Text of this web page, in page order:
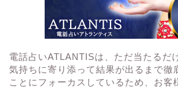
電話占いATLANTISは、ただ当たるだ
気持ちに寄り添って結果が出るまで徹
ことにフォーカスしているため、お客